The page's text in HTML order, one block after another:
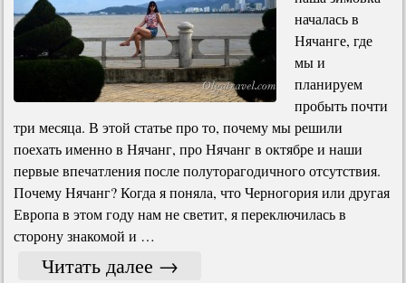
началась в
Нячанге, где
мы и
планируем
пробыть почти
три месяца. В этой статье про то, почему мы решили
поехать именно в Нячанг, про Нячанг в октябре и наши
первые впечатления после полуторагодичного отсутствия.
Почему Нячанг? Когда я поняла, что Черногория или другая
Европа в этом году нам не светит, я переключилась в
сторону знакомой и …
Читать далее →